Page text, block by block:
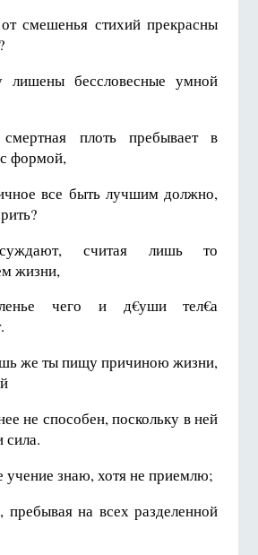
смешенья стихий прекрасны
бессловесные умной
плоть пребывает в
формой,
все быть лучшим должно,
считая лишь то
жизни,
чего и д€уши тел€а
же ты пищу причиною жизни,
не способен, поскольку в ней
сила.
учение знаю, хотя не приемлю;
на всех разделенной